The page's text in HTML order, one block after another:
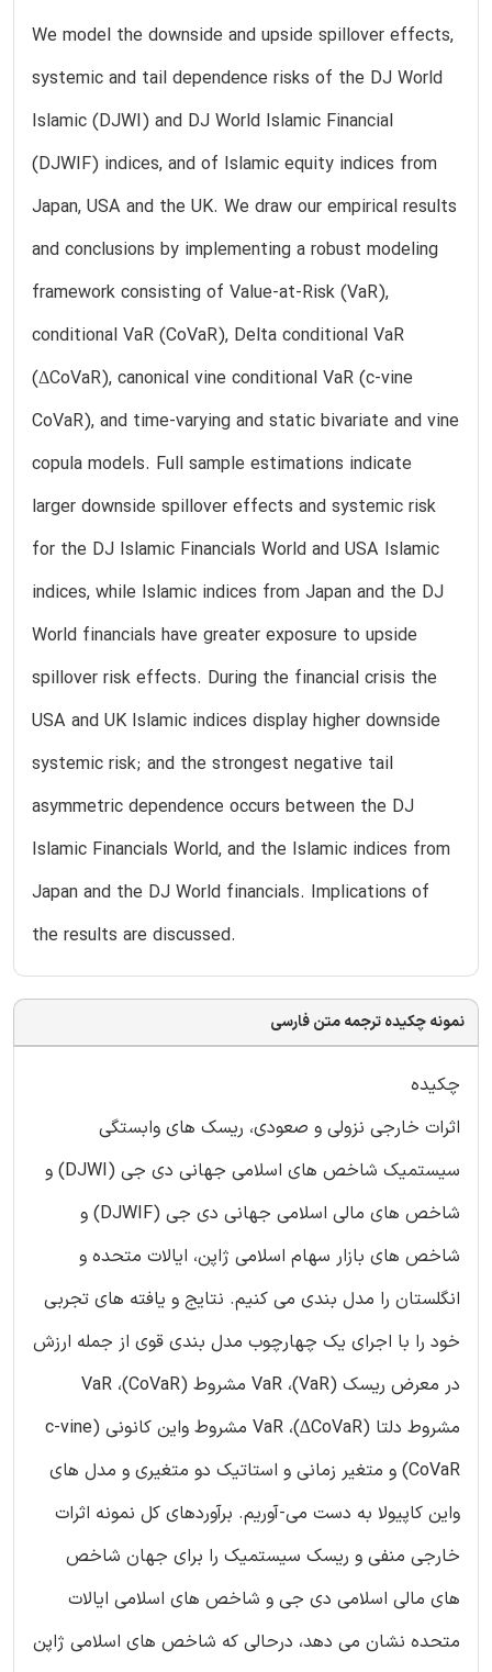
We model the downside and upside spillover effects,
systemic and tail dependence risks of the DJ World
Islamic (DJWI) and DJ World Islamic Financial
(DJWIF) indices, and of Islamic equity indices from
Japan, USA and the UK. We draw our empirical results
and conclusions by implementing a robust modeling
framework consisting of Value-at-Risk (VaR),
conditional VaR (CoVaR), Delta conditional VaR
(ΔCoVaR), canonical vine conditional VaR (c-vine
CoVaR), and time-varying and static bivariate and vine
copula models. Full sample estimations indicate
larger downside spillover effects and systemic risk
for the DJ Islamic Financials World and USA Islamic
indices, while Islamic indices from Japan and the DJ
World financials have greater exposure to upside
spillover risk effects. During the financial crisis the
USA and UK Islamic indices display higher downside
systemic risk; and the strongest negative tail
asymmetric dependence occurs between the DJ
Islamic Financials World, and the Islamic indices from
Japan and the DJ World financials. Implications of
the results are discussed.
نمونه چکیده ترجمه متن فارسی
چکیده
اثرات خارجی نزولی و صعودی، ریسک های وابستگی
سیستمیک شاخص های اسلامی جهانی دی جی (DJWI) و
شاخص های مالی اسلامی جهانی دی جی (DJWIF) و
شاخص های بازار سهام اسلامی ژاپن، ایالات متحده و
انگلستان را مدل بندی می کنیم. نتایج و یافته های تجربی
خود را با اجرای یک چهارچوب مدل بندی قوی از جمله ارزش
در معرض ریسک (VaR)، VaR مشروط (CoVaR)، VaR
مشروط دلتا (CoVaR∆)، VaR مشروط واین کانونی (c-vine
CoVaR) و متغیر زمانی و استاتیک دو متغیری و مدل های
واین کاپیولا به دست می-آوریم. برآوردهای کل نمونه اثرات
خارجی منفی و ریسک سیستمیک را برای جهان شاخص
های مالی اسلامی دی جی و شاخص های اسلامی ایالات
متحده نشان می دهد، درحالی که شاخص های اسلامی ژاپن